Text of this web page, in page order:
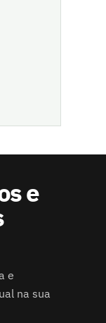
e
e
na sua